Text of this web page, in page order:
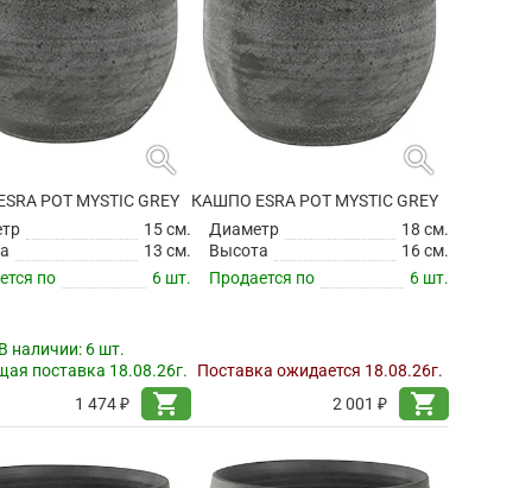
search
POT MYSTIC GREY
15 см.
13 см.
по
6 шт.
наличии: 6 шт.
поставка 18.08.26г.
1 474 ₽
shopping_cart
search
КАШПО ESRA POT MYSTIC GREY
Диаметр
18 см.
Высота
16 см.
Продается по
6 шт.
Поставка ожидается 18.08.26г.
2 001 ₽
shopping_cart